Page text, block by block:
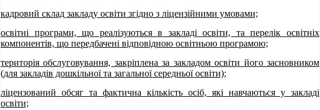
кадровий склад закладу освіти згідно з ліцензійними умовами;
освітні програми, що реалізуються в закладі освіти, та перелік освітніх
компонентів, що передбачені відповідною освітньою програмою;
територія обслуговування, закріплена за закладом освіти його засновником
(для закладів дошкільної та загальної середньої освіти);
ліцензований обсяг та фактична кількість осіб, які навчаються у закладі
освіти;